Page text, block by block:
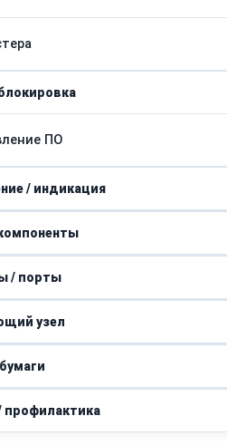
ПО
/ индикация
/ кнопок управления
питания
/ порты
USB, Ethernet
узел
термозакрепления
захвата
профилактика